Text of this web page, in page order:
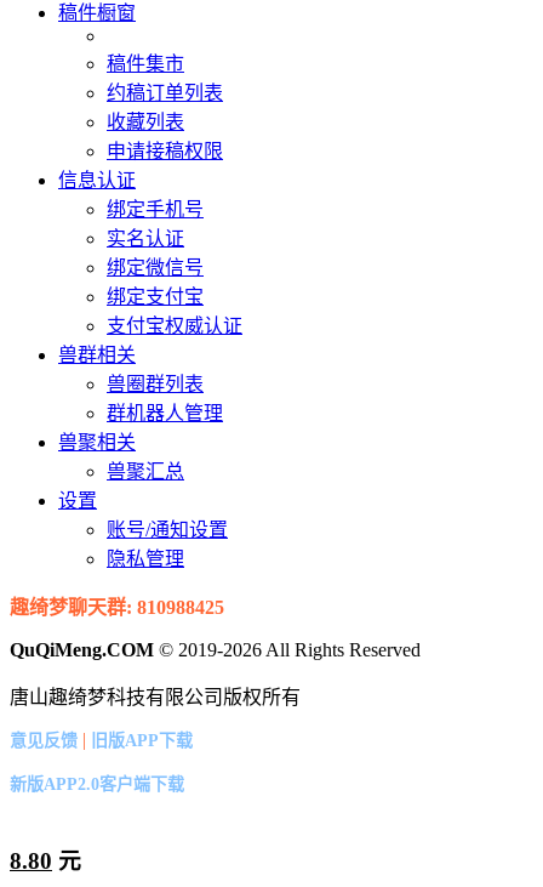
稿件橱窗
稿件集市
约稿订单列表
收藏列表
申请接稿权限
信息认证
绑定手机号
实名认证
绑定微信号
绑定支付宝
支付宝权威认证
兽群相关
兽圈群列表
群机器人管理
兽聚相关
兽聚汇总
设置
账号/通知设置
隐私管理
趣绮梦聊天群: 810988425
QuQiMeng.COM © 2019-2026 All Rights Reserved
唐山趣绮梦科技有限公司版权所有
意见反馈 | 旧版APP下载
新版APP2.0客户端下载
8.80 元